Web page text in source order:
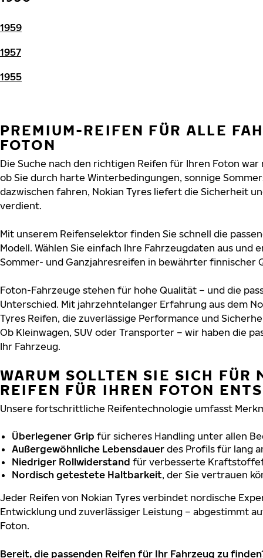
1959
1957
1955
PREMIUM-REIFEN FÜR ALLE
FOTON
Die Suche nach den richtigen Reifen für Ihren Foton war
ob Sie durch harte Winterbedingungen, sonnige
dazwischen fahren, Nokian Tyres liefert die Sicherheit
verdient.
Mit unserem Reifenselektor finden Sie schnell die
Modell. Wählen Sie einfach Ihre Fahrzeugdaten aus und
Sommer- und Ganzjahresreifen in bewährter finnischer
Foton-Fahrzeuge stehen für hohe Qualität – und die
Unterschied. Mit jahrzehntelanger Erfahrung aus dem
Tyres Reifen, die zuverlässige Performance und
Ob Kleinwagen, SUV oder Transporter – wir haben die
Ihr Fahrzeug.
WARUM SOLLTEN SIE SICH FÜR
REIFEN FÜR IHREN FOTON
Unsere fortschrittliche Reifentechnologie umfasst
Überlegener Grip für sicheres Handling unter allen
Außergewöhnliche Lebensdauer des Profils für lang
Niedriger Rollwiderstand für verbesserte
Nordisch getestete Haltbarkeit, der Sie vertrauen
Jeder Reifen von Nokian Tyres verbindet nordische
Entwicklung und zuverlässiger Leistung – abgestimmt
Foton.
Bereit, die passenden Reifen für Ihr Fahrzeug zu